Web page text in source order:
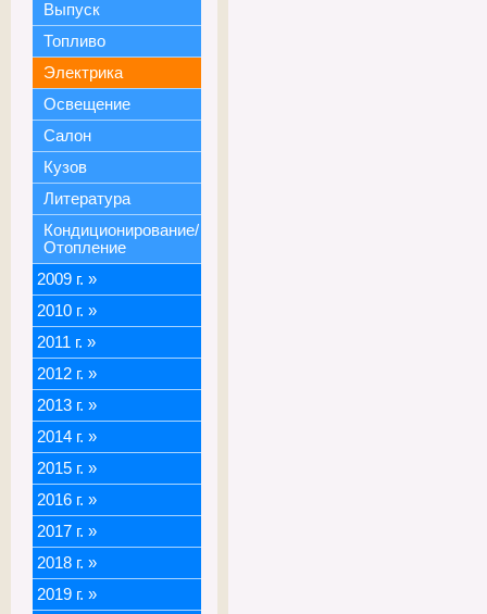
Выпуск
Топливо
Электрика
Освещение
Салон
Кузов
Литература
Кондиционирование/
Отопление
2009 г. »
2010 г. »
2011 г. »
2012 г. »
2013 г. »
2014 г. »
2015 г. »
2016 г. »
2017 г. »
2018 г. »
2019 г. »